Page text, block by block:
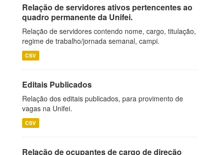
Relação de servidores ativos pertencentes ao
quadro permanente da Unifei.
Relação de servidores contendo nome, cargo, titulação,
regime de trabalho/jornada semanal, campi.
CSV
Editais Publicados
Relação dos editais publicados, para provimento de
vagas na Unifei.
CSV
Relação de ocupantes de cargo de direção